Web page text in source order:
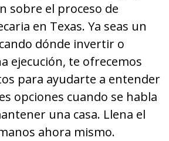
sobre el proceso de
en Texas. Ya seas un
dónde invertir o
ejecución, te ofrecemos
para ayudarte a entender
opciones cuando se habla
una casa. Llena el
ahora mismo.